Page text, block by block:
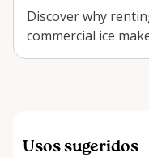
Discover why
commercial ice
Ontario is
Usos sugeridos